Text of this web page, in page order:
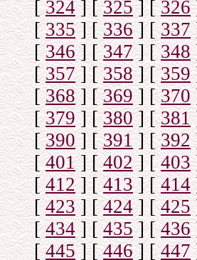
[324] [325] [326
[335] [336] [337
[346] [347] [348
[357] [358] [359
[368] [369] [370
[379] [380] [381
[390] [391] [392
[401] [402] [403
[412] [413] [414
[423] [424] [425
[434] [435] [436
[445] [446] [447